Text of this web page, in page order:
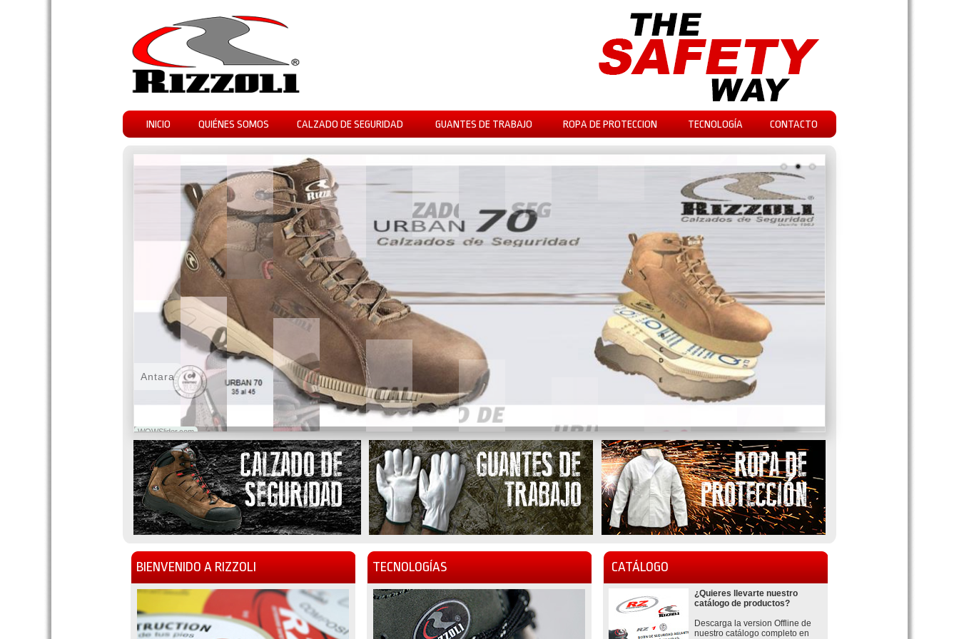
INICIO QUIÉNES SOMOS CALZADO DE SEGURIDAD GUANTES DE TRABAJO ROPA DE PROTECCION TECNOLOGÍA CONTACTO
WOWSlider.com
Antara
BIENVENIDO A RIZZOLI TECNOLOGÍAS CATÁLOGO
¿Quieres llevarte nuestro
catálogo de productos?
Descarga la version Offline de
nuestro catálogo completo en